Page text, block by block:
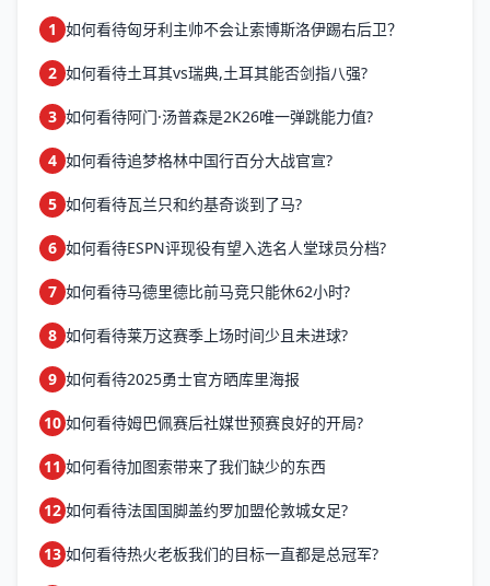
1 如何看待匈牙利主帅不会让索博斯洛伊踢右后卫？
2 如何看待土耳其vs瑞典,土耳其能否剑指八强?
3 如何看待阿门·汤普森是2K26唯一弹跳能力值?
4 如何看待追梦格林中国行百分大战官宣?
5 如何看待瓦兰只和约基奇谈到了马?
6 如何看待ESPN评现役有望入选名人堂球员分档?
7 如何看待马德里德比前马竞只能休62小时?
8 如何看待莱万这赛季上场时间少且未进球?
9 如何看待2025勇士官方晒库里海报
10 如何看待姆巴佩赛后社媒世预赛良好的开局?
11 如何看待加图索带来了我们缺少的东西
12 如何看待法国国脚盖约罗加盟伦敦城女足?
13 如何看待热火老板我们的目标一直都是总冠军?